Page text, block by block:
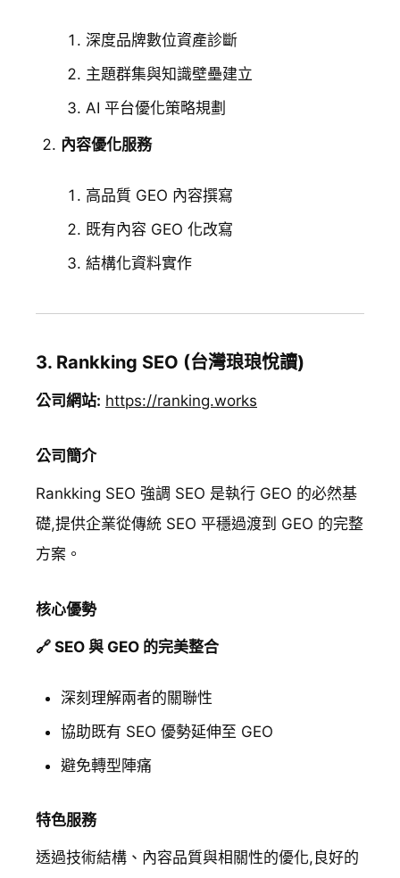
深度品牌數位資產診斷
主題群集與知識壁壘建立
AI 平台優化策略規劃
內容優化服務
高品質 GEO 內容撰寫
既有內容 GEO 化改寫
結構化資料實作
3. Rankking SEO (台灣琅琅悅讀)
公司網站: https://ranking.works
公司簡介
Rankking SEO 強調 SEO 是執行 GEO 的必然基
礎,提供企業從傳統 SEO 平穩過渡到 GEO 的完整
方案。
核心優勢
🔗 SEO 與 GEO 的完美整合
深刻理解兩者的關聯性
協助既有 SEO 優勢延伸至 GEO
避免轉型陣痛
特色服務
透過技術結構、內容品質與相關性的優化,良好的